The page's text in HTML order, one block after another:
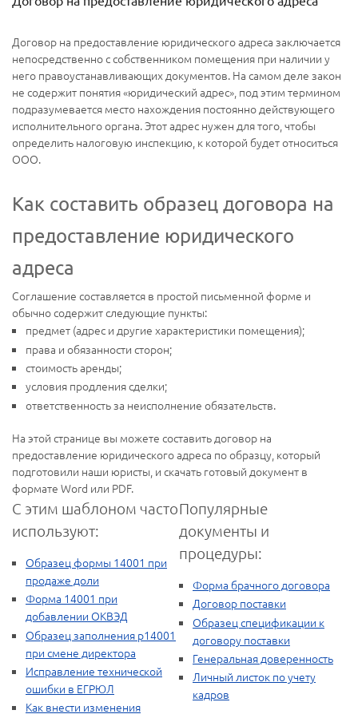
Договор на предоставление юридического адреса заключается
непосредственно с собственником помещения при наличии у
него правоустанавливающих документов. На самом деле закон
не содержит понятия «юридический адрес», под этим термином
подразумевается место нахождения постоянно действующего
исполнительного органа. Этот адрес нужен для того, чтобы
определить налоговую инспекцию, к которой будет относиться
ООО.
Как составить образец договора на
предоставление юридического
адреса
Соглашение составляется в простой письменной форме и
обычно содержит следующие пункты:
предмет (адрес и другие характеристики помещения);
права и обязанности сторон;
стоимость аренды;
условия продления сделки;
ответственность за неисполнение обязательств.
На этой странице вы можете составить договор на
предоставление юридического адреса по образцу, который
подготовили наши юристы, и скачать готовый документ в
формате Word или PDF.
С этим шаблоном часто
используют:
Образец формы 14001 при
продаже доли
Форма 14001 при
добавлении ОКВЭД
Образец заполнения р14001
при смене директора
Исправление технической
ошибки в ЕГРЮЛ
Как внести изменения
Популярные
документы и
процедуры:
Форма брачного договора
Договор поставки
Образец спецификации к
договору поставки
Генеральная доверенность
Личный листок по учету
кадров